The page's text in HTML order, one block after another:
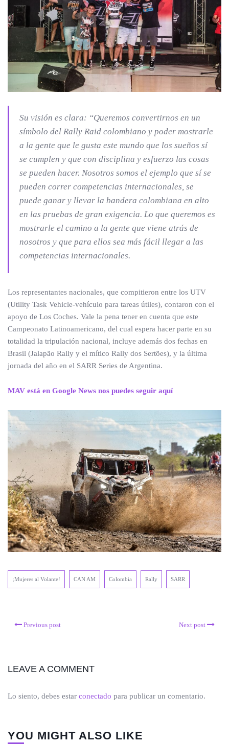
Su visión es clara: “Queremos convertirnos en un
símbolo del Rally Raid colombiano y poder mostrarle
a la gente que le gusta este mundo que los sueños sí
se cumplen y que con disciplina y esfuerzo las cosas
se pueden hacer. Nosotros somos el ejemplo que sí se
pueden correr competencias internacionales, se
puede ganar y llevar la bandera colombiana en alto
en las pruebas de gran exigencia. Lo que queremos es
mostrarle el camino a la gente que viene atrás de
nosotros y que para ellos sea más fácil llegar a las
competencias internacionales.
Los representantes nacionales, que compitieron entre los UTV
(Utility Task Vehicle-vehículo para tareas útiles), contaron con el
apoyo de Los Coches. Vale la pena tener en cuenta que este
Campeonato Latinoamericano, del cual espera hacer parte en su
totalidad la tripulación nacional, incluye además dos fechas en
Brasil (Jalapão Rally y el mítico Rally dos Sertões), y la última
jornada del año en el SARR Series de Argentina.
MAV está en Google News nos puedes seguir aquí
¡Mujeres al Volante! CAN AM Colombia Rally SARR
Previous post Next post
LEAVE A COMMENT
Lo siento, debes estar conectado para publicar un comentario.
YOU MIGHT ALSO LIKE